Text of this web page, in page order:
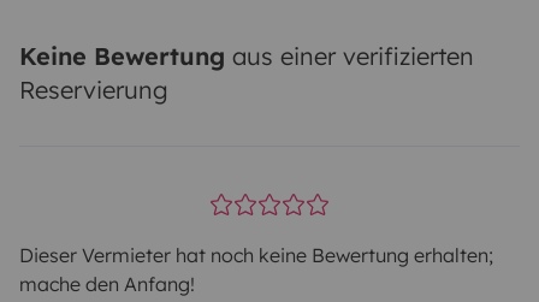
Keine Bewertung aus einer verifizierten
Reservierung
Dieser Vermieter hat noch keine Bewertung erhalten;
mache den Anfang!